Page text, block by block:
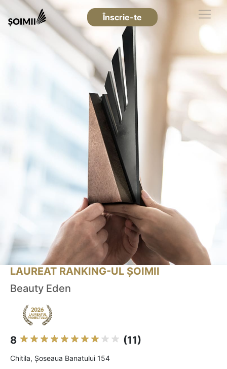
Înscrie-te
LAUREAT RANKING-UL ȘOIMII
Beauty Eden
8 (11)
Chitila, Șoseaua Banatului 154